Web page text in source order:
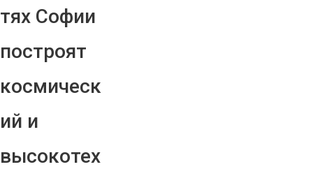
тях Софии
построят
космическ
ий и
высокотех